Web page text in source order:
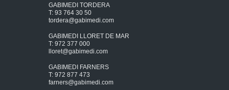
GABIMEDI TORDERA
T: 93 764 30 50
tordera@gabimedi.com
GABIMEDI LLORET DE MAR
T: 972 377 000
lloret@gabimedi.com
GABIMEDI FARNERS
T: 972 877 473
farners@gabimedi.com